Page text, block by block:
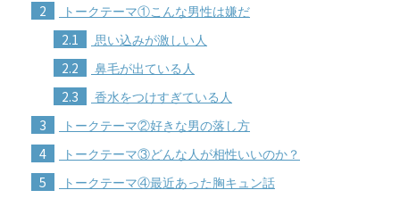
2 トークテーマ①こんな男性は嫌だ
2.1 思い込みが激しい人
2.2 鼻毛が出ている人
2.3 香水をつけすぎている人
3 トークテーマ②好きな男の落し方
4 トークテーマ③どんな人が相性いいのか？
5 トークテーマ④最近あった胸キュン話